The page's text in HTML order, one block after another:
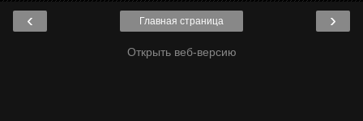
‹ ›
Главная страница
Открыть веб-версию